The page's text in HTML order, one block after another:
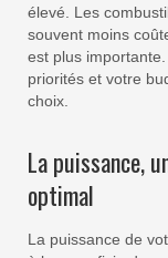
élevé. Les
souvent moins
est plus
priorités et votre
choix.
La puissance,
optimal
La puissance de